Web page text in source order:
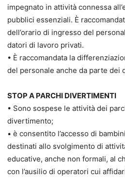
impegnato in attività connessa
pubblici essenziali. È
dell’orario di ingresso del
datori di lavoro privati.
• È raccomandata la
del personale anche da parte dei
STOP A PARCHI DIVERTIMENTI
• Sono sospese le attività dei
divertimento;
• è consentito l’accesso di
destinati allo svolgimento di
educative, anche non formali, al
con l’ausilio di operatori cui